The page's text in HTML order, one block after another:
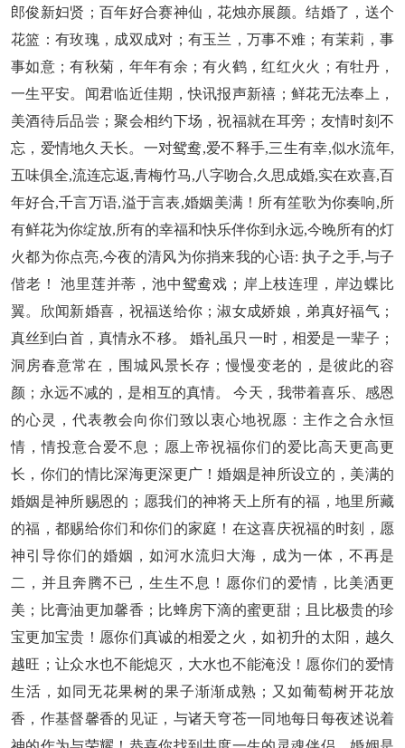
郎俊新妇贤；百年好合赛神仙，花烛亦展颜。结婚了，送个
花篮：有玫瑰，成双成对；有玉兰，万事不难；有茉莉，事
事如意；有秋菊，年年有余；有火鹤，红红火火；有牡丹，
一生平安。闻君临近佳期，快讯报声新禧；鲜花无法奉上，
美酒待后品尝；聚会相约下场，祝福就在耳旁；友情时刻不
忘，爱情地久天长。一对鸳鸯,爱不释手,三生有幸,似水流年,
五味俱全,流连忘返,青梅竹马,八字吻合,久思成婚,实在欢喜,百
年好合,千言万语,溢于言表,婚姻美满！所有笙歌为你奏响,所
有鲜花为你绽放,所有的幸福和快乐伴你到永远,今晚所有的灯
火都为你点亮,今夜的清风为你捎来我的心语: 执子之手,与子
偕老！ 池里莲并蒂，池中鸳鸯戏；岸上枝连理，岸边蝶比
翼。欣闻新婚喜，祝福送给你；淑女成娇娘，弟真好福气；
真丝到白首，真情永不移。 婚礼虽只一时，相爱是一辈子；
洞房春意常在，围城风景长存；慢慢变老的，是彼此的容
颜；永远不减的，是相互的真情。 今天，我带着喜乐、感恩
的心灵，代表教会向你们致以衷心地祝愿：主作之合永恒
情，情投意合爱不息；愿上帝祝福你们的爱比高天更高更
长，你们的情比深海更深更广！婚姻是神所设立的，美满的
婚姻是神所赐恩的；愿我们的神将天上所有的福，地里所藏
的福，都赐给你们和你们的家庭！在这喜庆祝福的时刻，愿
神引导你们的婚姻，如河水流归大海，成为一体，不再是
二，并且奔腾不已，生生不息！愿你们的爱情，比美洒更
美；比膏油更加馨香；比蜂房下滴的蜜更甜；且比极贵的珍
宝更加宝贵！愿你们真诚的相爱之火，如初升的太阳，越久
越旺；让众水也不能熄灭，大水也不能淹没！愿你们的爱情
生活，如同无花果树的果子渐渐成熟；又如葡萄树开花放
香，作基督馨香的见证，与诸天穹苍一同地每日每夜述说着